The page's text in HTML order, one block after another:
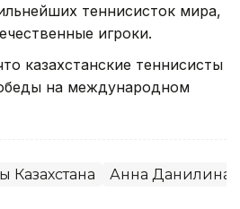
теннисисток мира,
игроки.
казахстанские теннисисты
на международном
Казахстана Анна Данилина